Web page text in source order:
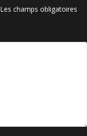
Les champs obligatoires